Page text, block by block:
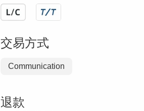
交易方式
Communication
退款